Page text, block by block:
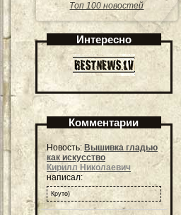
Топ 100 новостей
Интересно
Комментарии
Новость: Вышивка гладью
как искусство
Кирилл Николаевич
написал:
Круто)